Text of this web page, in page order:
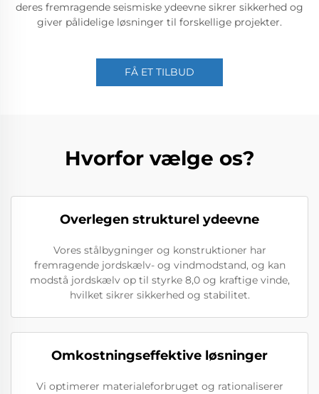
deres fremragende seismiske ydeevne sikrer sikkerhed og
giver pålidelige løsninger til forskellige projekter.
FÅ ET TILBUD
Hvorfor vælge os?
Overlegen strukturel ydeevne
Vores stålbygninger og konstruktioner har
fremragende jordskælv- og vindmodstand, og kan
modstå jordskælv op til styrke 8,0 og kraftige vinde,
hvilket sikrer sikkerhed og stabilitet.
Omkostningseffektive løsninger
Vi optimerer materialeforbruget og rationaliserer